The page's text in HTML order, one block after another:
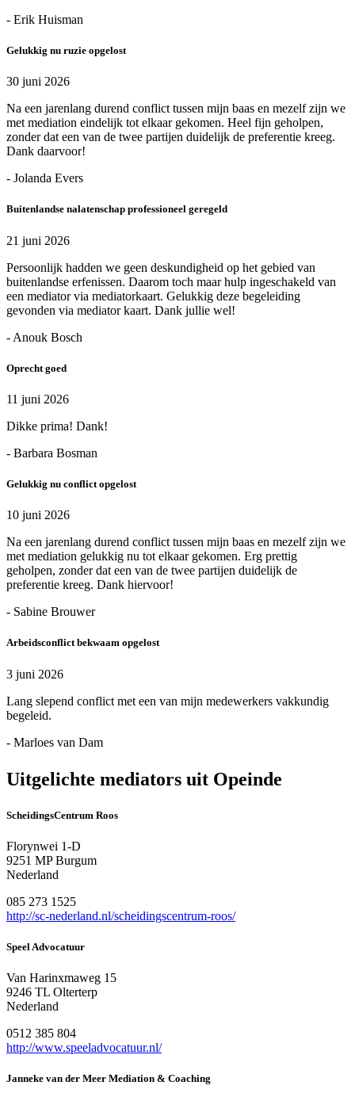
- Erik Huisman
Gelukkig nu ruzie opgelost
30 juni 2026
Na een jarenlang durend conflict tussen mijn baas en mezelf zijn we
met mediation eindelijk tot elkaar gekomen. Heel fijn geholpen,
zonder dat een van de twee partijen duidelijk de preferentie kreeg.
Dank daarvoor!
- Jolanda Evers
Buitenlandse nalatenschap professioneel geregeld
21 juni 2026
Persoonlijk hadden we geen deskundigheid op het gebied van
buitenlandse erfenissen. Daarom toch maar hulp ingeschakeld van
een mediator via mediatorkaart. Gelukkig deze begeleiding
gevonden via mediator kaart. Dank jullie wel!
- Anouk Bosch
Oprecht goed
11 juni 2026
Dikke prima! Dank!
- Barbara Bosman
Gelukkig nu conflict opgelost
10 juni 2026
Na een jarenlang durend conflict tussen mijn baas en mezelf zijn we
met mediation gelukkig nu tot elkaar gekomen. Erg prettig
geholpen, zonder dat een van de twee partijen duidelijk de
preferentie kreeg. Dank hiervoor!
- Sabine Brouwer
Arbeidsconflict bekwaam opgelost
3 juni 2026
Lang slepend conflict met een van mijn medewerkers vakkundig
begeleid.
- Marloes van Dam
Uitgelichte mediators uit Opeinde
ScheidingsCentrum Roos
Florynwei 1-D
9251 MP Burgum
Nederland
085 273 1525
http://sc-nederland.nl/scheidingscentrum-roos/
Speel Advocatuur
Van Harinxmaweg 15
9246 TL Olterterp
Nederland
0512 385 804
http://www.speeladvocatuur.nl/
Janneke van der Meer Mediation & Coaching